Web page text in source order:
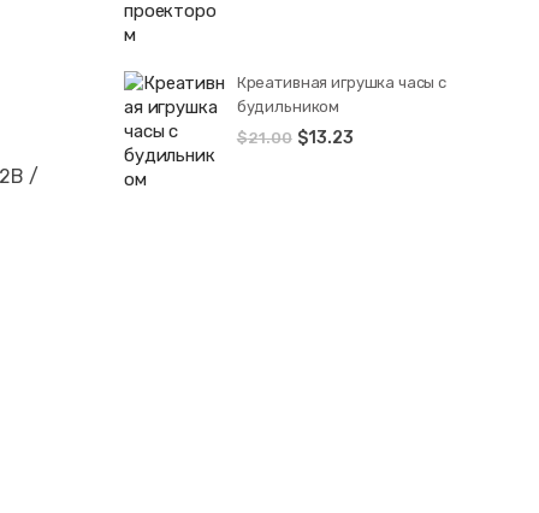
/
Креативная игрушка часы c
будильником
$21.00 $13.23